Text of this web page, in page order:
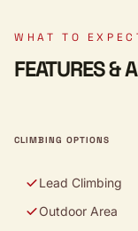
WHAT TO
FEATURES &
CLIMBING OPTIONS
Lead Climbing
Outdoor Area